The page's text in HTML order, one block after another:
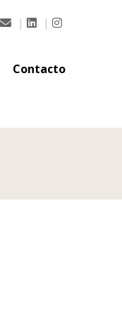
| |
Contacto